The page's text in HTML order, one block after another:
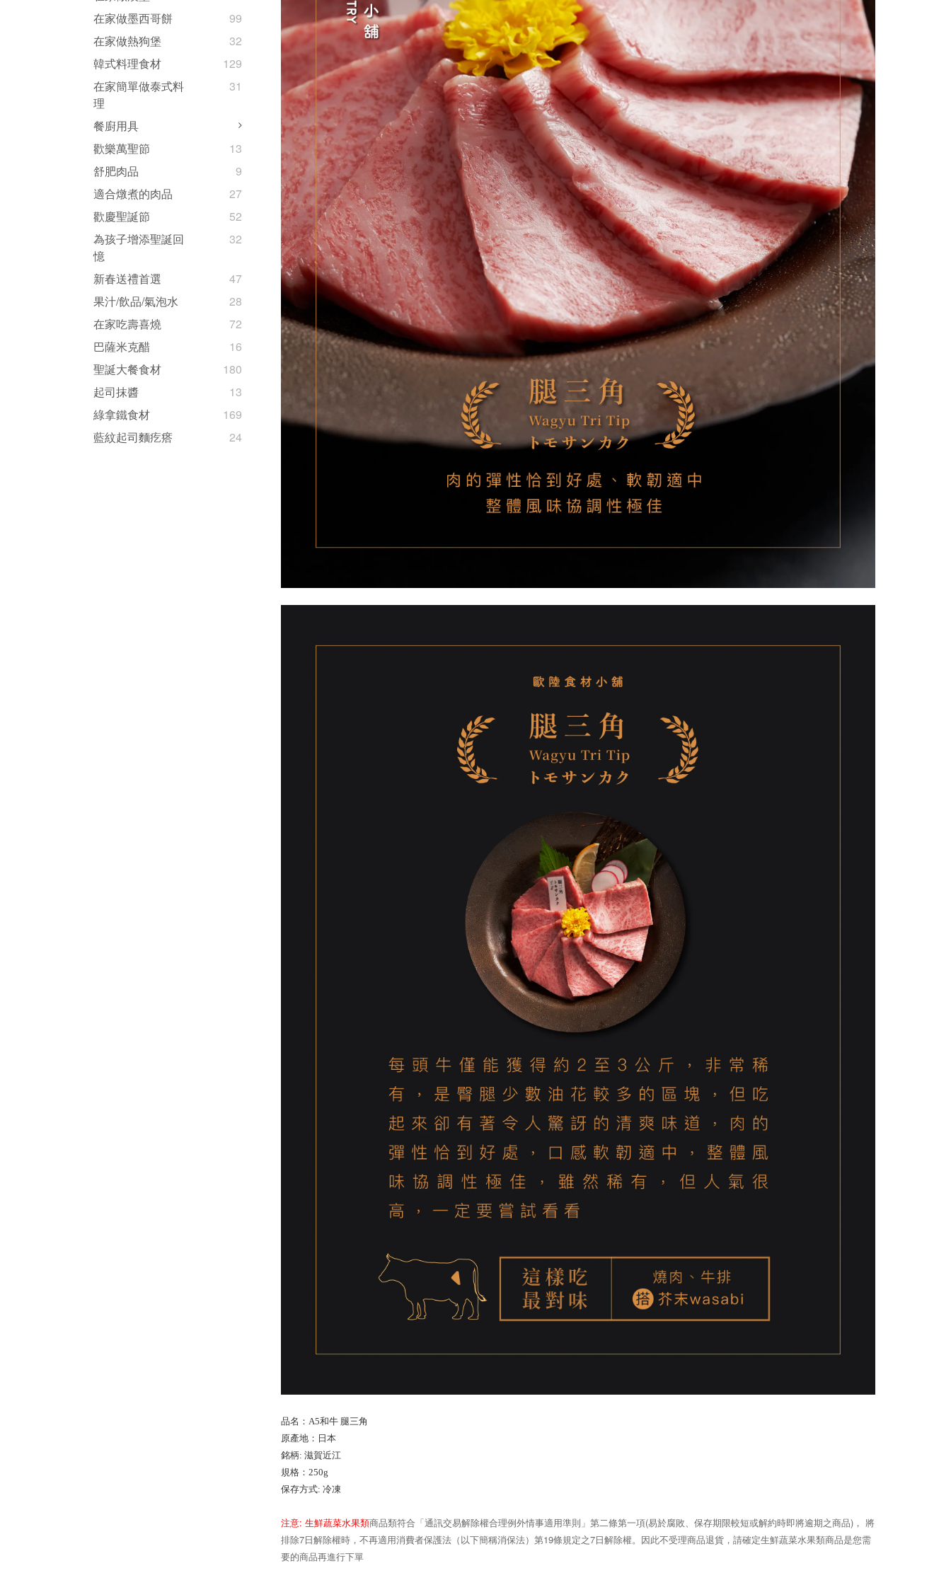
在家做墨西哥餅
99
在家做熱狗堡
32
韓式料理食材
129
在家簡單做泰式料
理
31
餐廚用具
歡樂萬聖節
13
舒肥肉品
9
適合燉煮的肉品
27
歡慶聖誕節
52
為孩子增添聖誕回
憶
32
新春送禮首選
47
果汁/飲品/氣泡水
28
在家吃壽喜燒
72
巴薩米克醋
16
聖誕大餐食材
180
起司抹醬
13
綠拿鐵食材
169
藍紋起司麵疙瘩
24
品名 ：A5和牛 腿三角
原產地： 日本
銘柄: 滋賀近江
規格：250g
保存方式: 冷凍
注意: 生鮮蔬菜水果類商品類符合「通訊交易解除權合理例外情事適用準則」第二條第一項(易於腐敗、保存期限較短或解約時即將逾期之商品) ， 將
排除7日解除權時，不再適用消費者保護法（以下簡稱消保法）第19條規定之7日解除權。因此不受理商品退貨， 請確定生鮮蔬菜水果類商品是您需
要的商品再進行下單